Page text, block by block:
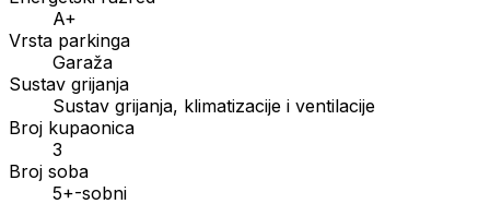
A+
Vrsta parkinga
Garaža
Sustav grijanja
Sustav grijanja, klimatizacije i ventilacije
Broj kupaonica
3
Broj soba
5+-sobni